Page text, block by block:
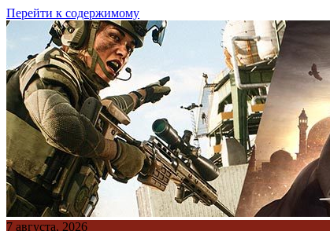
Перейти к содержимому
7 августа, 2026